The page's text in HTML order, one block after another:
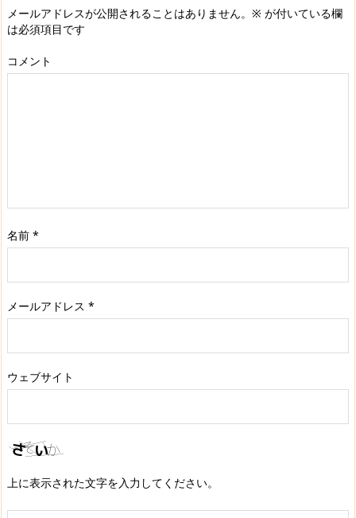
メールアドレスが公開されることはありません。 ※ が付いている欄
は必須項目です
コメント
名前 *
メールアドレス *
ウェブサイト
上に表示された文字を入力してください。